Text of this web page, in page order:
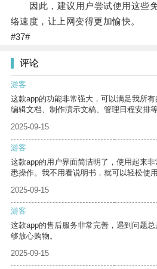
因此，建议用户尝试使用这些免
络速度，让上网变得更加愉快。
#37#
评论
游客
这款app的功能非常强大，可以满足我所
编辑文档、制作演示文稿、管理日程安排等
2025-09-15
游客
这款app的用户界面简洁明了，使用起来
悉操作。我不用看说明书，就可以轻松使用
2025-09-15
游客
这款app的售后服务非常完善，遇到问题
够放心购物。
2025-09-15